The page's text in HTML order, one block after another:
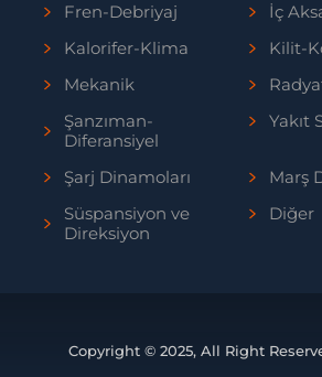
Fren-Debriyaj
İç
Kalorifer-Klima
Kilit-
Mekanik
Şanzıman-
Diferansiyel
Yakıt
Şarj Dinamoları
Marş
Süspansiyon ve
Direksiyon
Diğer
Copyright © 2025, All Right